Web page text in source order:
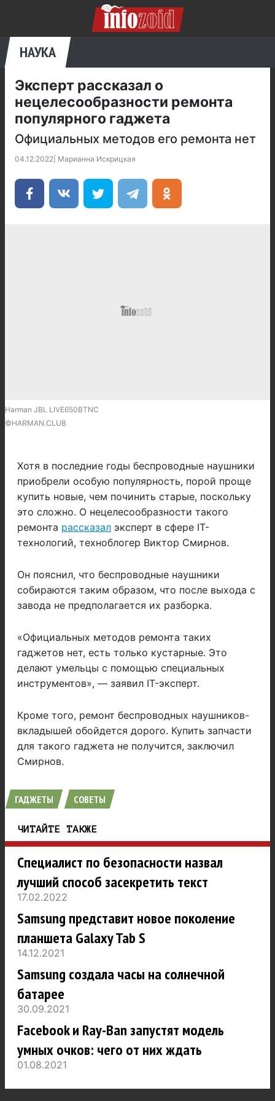
НАУКА
Эксперт рассказал о
нецелесообразности ремонта
популярного гаджета
Официальных методов его ремонта нет
04.12.2022 Марианна Искрицкая
Harman JBL LIVE650BTNC
©HARMAN.CLUB
Хотя в последние годы беспроводные наушники
приобрели особую популярность, порой проще
купить новые, чем починить старые, поскольку
это сложно. О нецелесообразности такого
ремонта рассказал эксперт в сфере IT-
технологий, техноблогер Виктор Смирнов.
Он пояснил, что беспроводные наушники
собираются таким образом, что после выхода с
завода не предполагается их разборка.
«Официальных методов ремонта таких
гаджетов нет, есть только кустарные. Это
делают умельцы с помощью специальных
инструментов», — заявил IT-эксперт.
Кроме того, ремонт беспроводных наушников-
вкладышей обойдется дорого. Купить запчасти
для такого гаджета не получится, заключил
Смирнов.
ГАДЖЕТЫ СОВЕТЫ
ЧИТАЙТЕ ТАКЖЕ
Специалист по безопасности назвал
лучший способ засекретить текст
17.02.2022
Samsung представит новое поколение
планшета Galaxy Tab S
14.12.2021
Samsung создала часы на солнечной
батарее
30.09.2021
Facebook и Ray-Ban запустят модель
умных очков: чего от них ждать
01.08.2021